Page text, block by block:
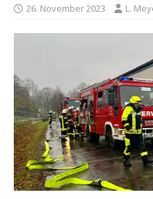
26. November 2023 L.